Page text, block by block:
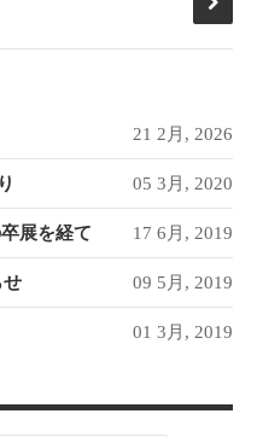
21 2月, 2026
05 3月, 2020
展を経て 17 6月, 2019
せ 09 5月, 2019
01 3月, 2019